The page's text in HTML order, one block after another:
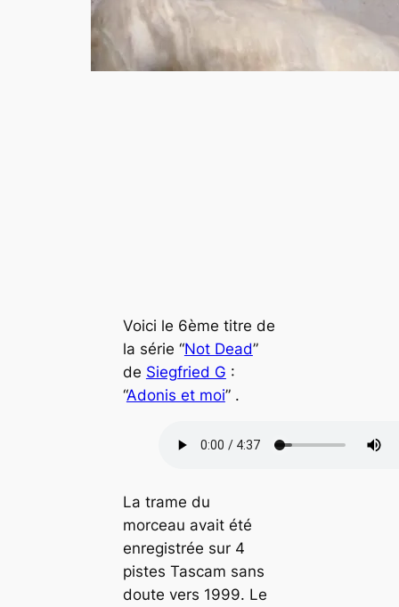
Voici le 6ème titre de
la série “Not Dead”
de Siegfried G :
“Adonis et moi” .
La trame du
morceau avait été
enregistrée sur 4
pistes Tascam sans
doute vers 1999. Le